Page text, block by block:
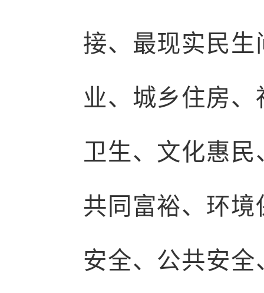
接、最现实民
业、城乡住房
卫生、文化惠
共同富裕、环
安全、公共安